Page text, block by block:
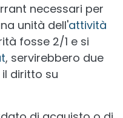
necessari per
unità dell'attività
fosse 2/1 e si
, servirebbero due
diritto su